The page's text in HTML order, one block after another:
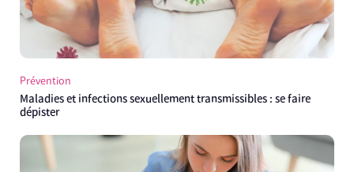
Prévention
Maladies et infections sexuellement transmissibles : se faire
dépister